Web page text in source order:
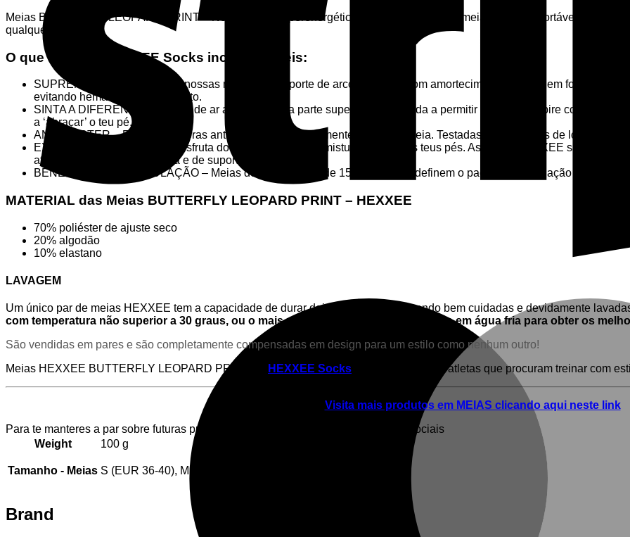
Meias BUTTERFLY LEOPARD PRINT – Nosso estilo superenergético incorporado nessas meias superconfortáveis. Temos
qualquer ocasião!
O que torna as HEXXEE Socks incomparáveis:
SUPREMA PROTEÇÃO – As nossas meias têm suporte de arco embutido com amortecimento felpudo em forma de
evitando hematomas por impacto.
SINTA A DIFERENÇA – O fluxo de ar aprimorado na parte superior do pé ajuda a permitir que o pé respire com um
a ‘abraçar’ o teu pé.
ANTI BLISTER – Feitas com fibras anta abrasão profundamente dentro da meia. Testadas para corridas de longa
EXPERIMENTA O LUXO – Desfruta do conforto de nossa mistura deluxe nos teus pés. As meias HEXXEE são
atlética supremamente macia e de suporte.
BENEFÍCIOS DA CIRCULAÇÃO – Meias de compressão de 15 mmHg, que definem o padrão de circulação saudável
MATERIAL das Meias BUTTERFLY LEOPARD PRINT – HEXXEE
70% poliéster de ajuste seco
20% algodão
10% elastano
LAVAGEM
Um único par de meias HEXXEE tem a capacidade de durar dois anos ou mais quando bem cuidadas e devidamente
com temperatura não superior a 30 graus, ou o mais preferido é uma lavagem à mão em água fria para obter os
São vendidas em pares e são completamente compensadas em design para um estilo como nenhum outro!
Meias HEXXEE BUTTERFLY LEOPARD PRINT da
HEXXEE Socks são a escolha dos atletas que procuram treinar com
Visita mais produtos em MEIAS clicando aqui neste link
Para te manteres a par sobre futuras promoções e eventos, segue-nos nas redes sociais
Weight
100 g
Tamanho - Meias S (EUR 36-40), M (EUR 40-43), L (EUR 43-46)
Brand